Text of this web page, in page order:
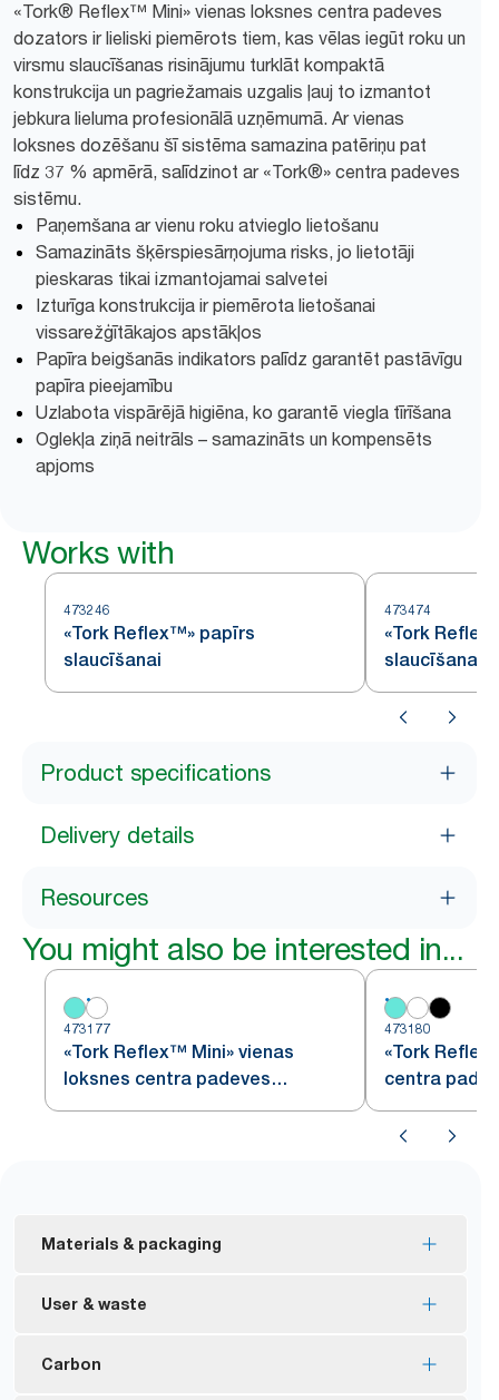
«Tork® Reflex™ Mini» vienas loksnes centra padeves
dozators ir lieliski piemērots tiem, kas vēlas iegūt roku un
virsmu slaucīšanas risinājumu turklāt kompaktā
konstrukcija un pagriežamais uzgalis ļauj to izmantot
jebkura lieluma profesionālā uzņēmumā. Ar vienas
loksnes dozēšanu šī sistēma samazina patēriņu pat
līdz 37 % apmērā, salīdzinot ar «Tork®» centra padeves
sistēmu.
Paņemšana ar vienu roku atvieglo lietošanu
Samazināts šķērspiesārņojuma risks, jo lietotāji
pieskaras tikai izmantojamai salvetei
Izturīga konstrukcija ir piemērota lietošanai
vissarežģītākajos apstākļos
Papīra beigšanās indikators palīdz garantēt pastāvīgu
papīra pieejamību
Uzlabota vispārējā higiēna, ko garantē viegla tīrīšana
Oglekļa ziņā neitrāls – samazināts un kompensēts
apjoms
Works with
473246
«Tork Reflex™» papīrs
slaucīšanai
473474
«Tork
slaucīšanai
Product specifications
Delivery details
Resources
You might also be interested in...
473177
«Tork Reflex™ Mini» vienas
loksnes centra padeves
dozators
473180
«Tork
centra
Materials & packaging
FSC® marķējums – izstrādājumi ir izgatavoti no
Vairākumam izstrādājumu ir ES ekomarķējuma
User & waste
Vienas loksnes dozēšana kontrolētam patēriņam
Carbon